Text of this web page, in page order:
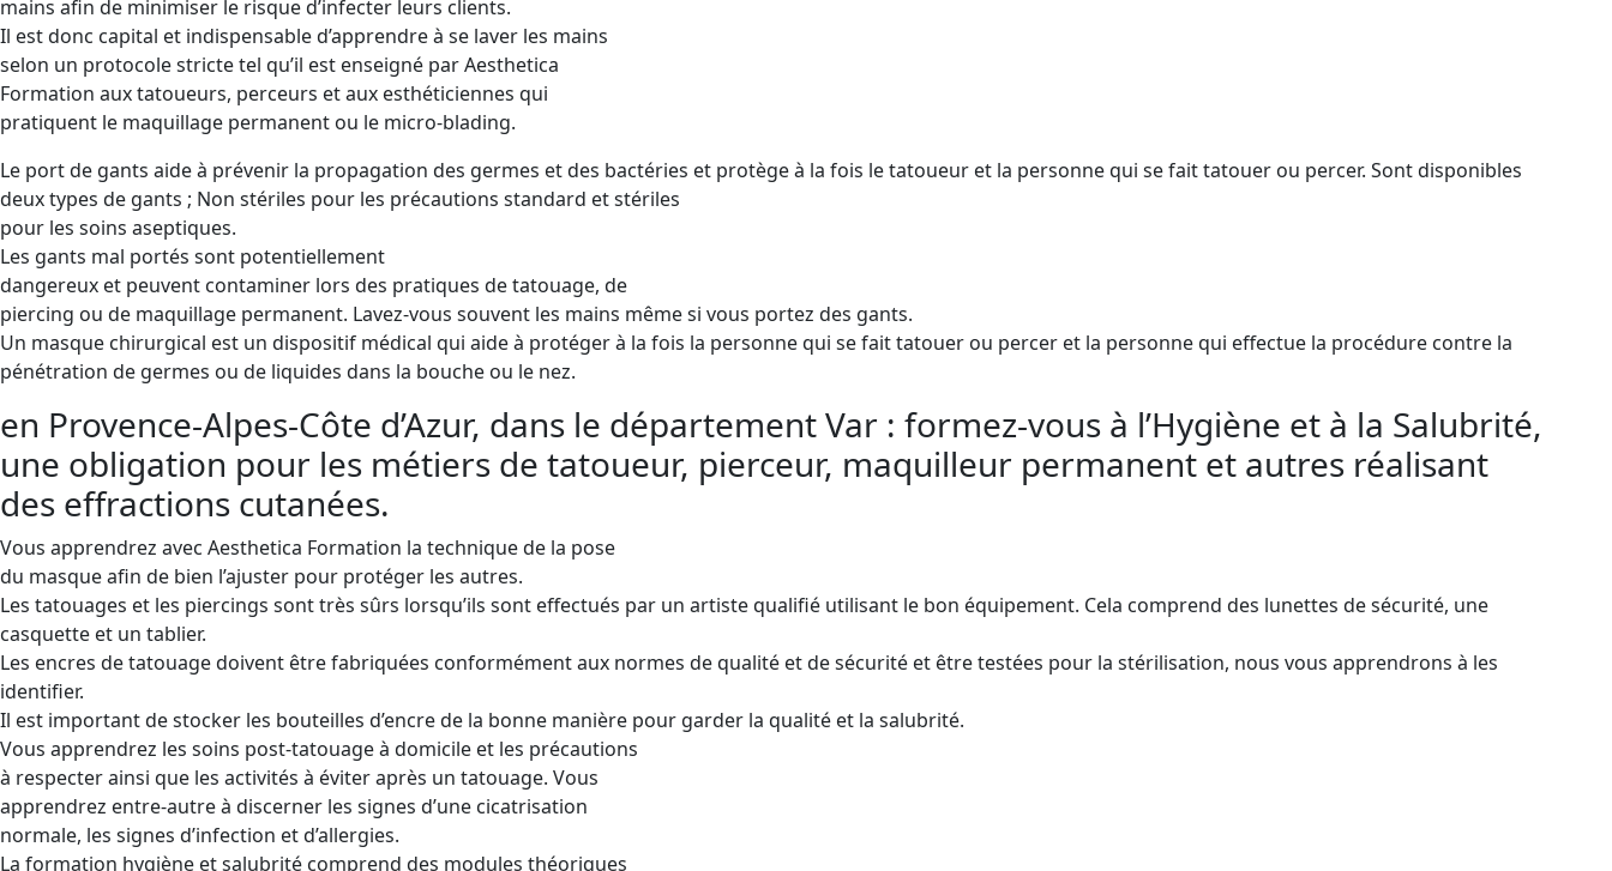
mains afin de minimiser le risque d’infecter leurs clients.
Il est donc capital et indispensable d’apprendre à se laver les mains
selon un protocole stricte tel qu’il est enseigné par Aesthetica
Formation aux tatoueurs, perceurs et aux esthéticiennes qui
pratiquent le maquillage permanent ou le micro-blading.
Le port de gants aide à prévenir la propagation des germes et des bactéries et protège à la fois le tatoueur et la personne qui se fait tatouer ou percer. Sont disponibles
deux types de gants ; Non stériles pour les précautions standard et stériles
pour les soins aseptiques.
Les gants mal portés sont potentiellement
dangereux et peuvent contaminer lors des pratiques de tatouage, de
piercing ou de maquillage permanent. Lavez-vous souvent les mains même si vous portez des gants.
Un masque chirurgical est un dispositif médical qui aide à protéger à la fois la personne qui se fait tatouer ou percer et la personne qui effectue la procédure contre la
pénétration de germes ou de liquides dans la bouche ou le nez.
en Provence-Alpes-Côte d’Azur, dans le département Var : formez-vous à l’Hygiène et à la Salubrité,
une obligation pour les métiers de tatoueur, pierceur, maquilleur permanent et autres réalisant
des effractions cutanées.
Vous apprendrez avec Aesthetica Formation la technique de la pose
du masque afin de bien l’ajuster pour protéger les autres.
Les tatouages ​​et les piercings sont très sûrs lorsqu’ils sont effectués par un artiste qualifié utilisant le bon équipement. Cela comprend des lunettes de sécurité, une
casquette et un tablier.
Les encres de tatouage doivent être fabriquées conformément aux normes de qualité et de sécurité et être testées pour la stérilisation, nous vous apprendrons à les
identifier.
Il est important de stocker les bouteilles d’encre de la bonne manière pour garder la qualité et la salubrité.
Vous apprendrez les soins post-tatouage à domicile et les précautions
à respecter ainsi que les activités à éviter après un tatouage. Vous
apprendrez entre-autre à discerner les signes d’une cicatrisation
normale, les signes d’infection et d’allergies.
La formation hygiène et salubrité comprend des modules théoriques